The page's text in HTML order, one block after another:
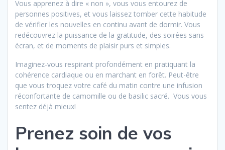
Vous apprenez à dire « non », vous vous entourez de
personnes positives, et vous laissez tomber cette habitude
de vérifier les nouvelles en continu avant de dormir. Vous
redécouvrez la puissance de la gratitude, des soirées sans
écran, et de moments de plaisir purs et simples.
Imaginez-vous respirant profondément en pratiquant la
cohérence cardiaque ou en marchant en forêt. Peut-être
que vous troquez votre café du matin contre une infusion
réconfortante de camomille ou de basilic sacré. Vous vous
sentez déjà mieux!
Prenez soin de vos